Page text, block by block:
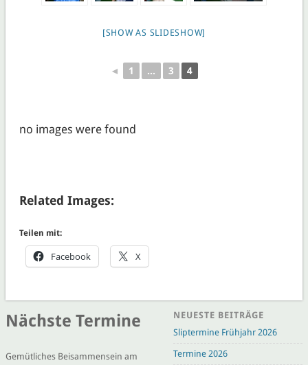
[SHOW AS SLIDESHOW]
◄ 1 ... 3 4
no images were found
Related Images:
Teilen mit:
Facebook X
Nächste Termine
Gemütliches Beisammensein am
NEUESTE BEITRÄGE
Sliptermine Frühjahr 2026
Termine 2026